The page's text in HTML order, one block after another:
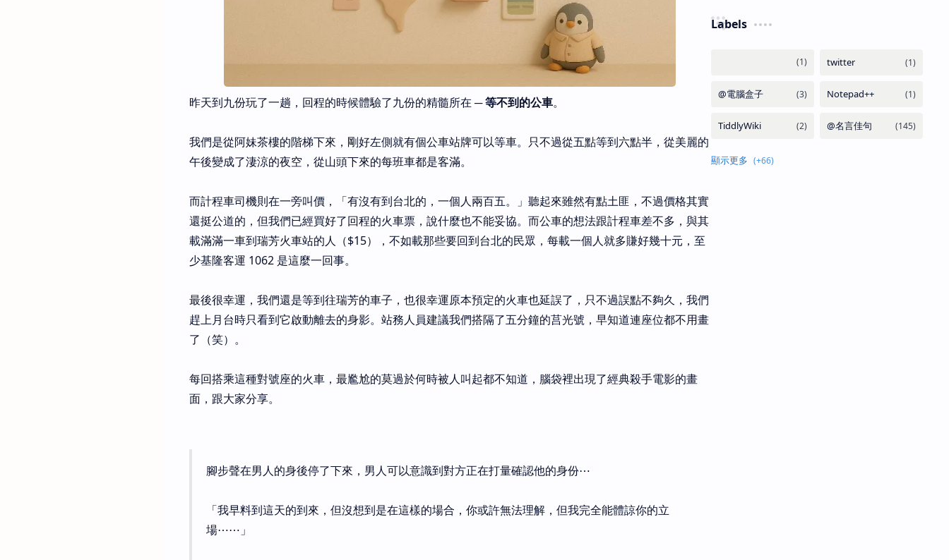
昨天到九份玩了一趟，回程的時候體驗了九份的精髓所在 ─等不到的公車。
我們是從阿妹茶樓的階梯下來，剛好左側就有個公車站牌可以等車。只不過從五點等到六點半，從美麗的
午後變成了淒涼的夜空，從山頭下來的每班車都是客滿。
而計程車司機則在一旁叫價，「有沒有到台北的，一個人兩百五。」聽起來雖然有點土匪，不過價格其實
還挺公道的，但我們已經買好了回程的火車票，說什麼也不能妥協。而公車的想法跟計程車差不多，與其
載滿滿一車到瑞芳火車站的人（$15），不如載那些要回到台北的民眾，每載一個人就多賺好幾十元，至
少基隆客運 1062 是這麼一回事。
最後很幸運，我們還是等到往瑞芳的車子，也很幸運原本預定的火車也延誤了，只不過誤點不夠久，我們
趕上月台時只看到它啟動離去的身影。站務人員建議我們搭隔了五分鐘的莒光號，早知道連座位都不用畫
了（笑）。
每回搭乘這種對號座的火車，最尷尬的莫過於何時被人叫起都不知道，腦袋裡出現了經典殺手電影的畫
面，跟大家分享。
腳步聲在男人的身後停了下來，男人可以意識到對方正在打量確認他的身份⋯
「我早料到這天的到來，但沒想到是在這樣的場合，你或許無法理解，但我完全能體諒你的立
場⋯⋯」
Labels